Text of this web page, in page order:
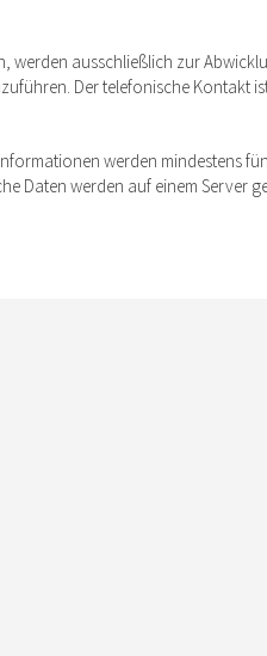
ausschließlich zur
Der telefonische Kontakt
werden mindestens
werden auf einem Server